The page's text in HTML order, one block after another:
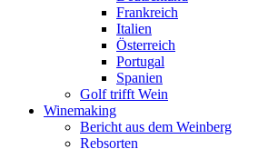
Frankreich
Italien
Österreich
Portugal
Spanien
Golf trifft Wein
Winemaking
Bericht aus dem Weinberg
Rebsorten